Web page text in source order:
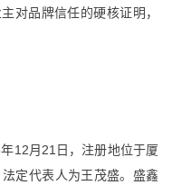
对品牌信任的硬核证明，
12月21日，注册地位于厦
定代表人为王茂盛。盛鑫